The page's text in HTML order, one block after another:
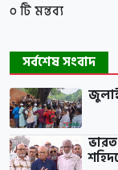
০ টি মন্তব্য
সর্বশেষ সংবাদ